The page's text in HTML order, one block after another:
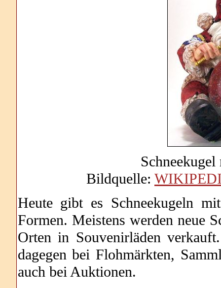
Bildquelle:
Heute gibt es Schneekugeln
Formen. Meistens werden neue
Orten in Souvenirläden
dagegen bei Flohmärkten,
auch bei Auktionen.